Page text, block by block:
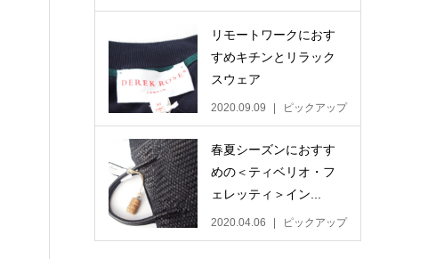
リモートワークにおす
すめキチンとリラック
スウェア
2020.09.09 ピックアップ
春夏シーズンにおすす
めの＜ティベリオ・フ
ェレッティ＞イン...
2020.04.06 ピックアップ